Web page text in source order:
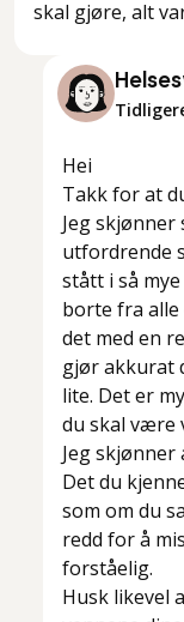
skal gjøre, alt
Hei
Takk for at
Jeg
utfordrende
stått i så
borte fra
det med en
gjør akkurat
lite. Det er
du skal være
Jeg
Det du
som om du
redd for å
forståelig.
Husk likevel